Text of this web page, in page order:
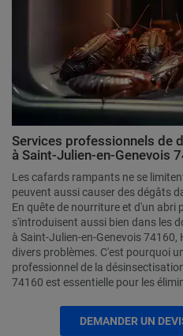
Services professionnels de
à Saint-Julien-en-Genevois
Les cafards rampants ne se
peuvent aussi causer des dégâts
En quête de nourriture et d'un abri
s'introduisent aussi bien dans les
à Saint-Julien-en-Genevois
divers problèmes. C'est pourquoi
professionnel de la
74160 est essentielle pour les
DEMANDER UN